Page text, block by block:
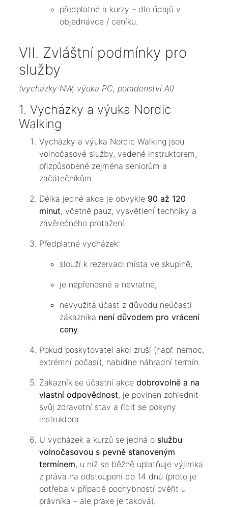
předplatné a kurzy – dle údajů v
objednávce / ceníku.
VII. Zvláštní podmínky pro
služby
(vycházky NW, výuka PC, poradenství AI)
1. Vycházky a výuka Nordic
Walking
Vycházky a výuka Nordic Walking jsou
volnočasové služby, vedené instruktorem,
přizpůsobené zejména seniorům a
začátečníkům.
Délka jedné akce je obvykle 90 až 120
minut, včetně pauz, vysvětlení techniky a
závěrečného protažení.
Předplatné vycházek:
slouží k rezervaci místa ve skupině,
je nepřenosné a nevratné,
nevyužitá účast z důvodu neúčasti
zákazníka není důvodem pro vrácení
ceny.
Pokud poskytovatel akci zruší (např. nemoc,
extrémní počasí), nabídne náhradní termín.
Zákazník se účastní akcedobrovolně a na
vlastní odpovědnost, je povinen zohlednit
svůj zdravotní stav a řídit se pokyny
instruktora.
U vycházek a kurzů se jedná o službu
volnočasovou s pevně stanoveným
termínem, u níž se běžně uplatňuje výjimka
z práva na odstoupení do 14 dnů (proto je
potřeba v případě pochybností ověřit u
právníka – ale praxe je taková).